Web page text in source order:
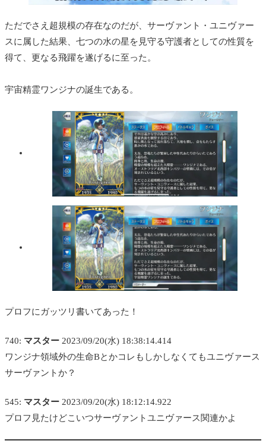
ただでさえ超規模の存在なのだが、サーヴァント・ユニヴァー
スに属した結果、七つの水の星を見守る守護者としての性質を
得て、更なる飛躍を遂げるに至った。
宇宙精霊ワンジナの誕生である。
プロフにガッツリ書いてあった！
740: マスター 2023/09/20(水) 18:38:14.414
ワンジナ領域外の生命Bとかコレもしかしなくてもユニヴァース
サーヴァントか？
545: マスター 2023/09/20(水) 18:12:14.922
プロフ見たけどこいつサーヴァントユニヴァース関連かよ